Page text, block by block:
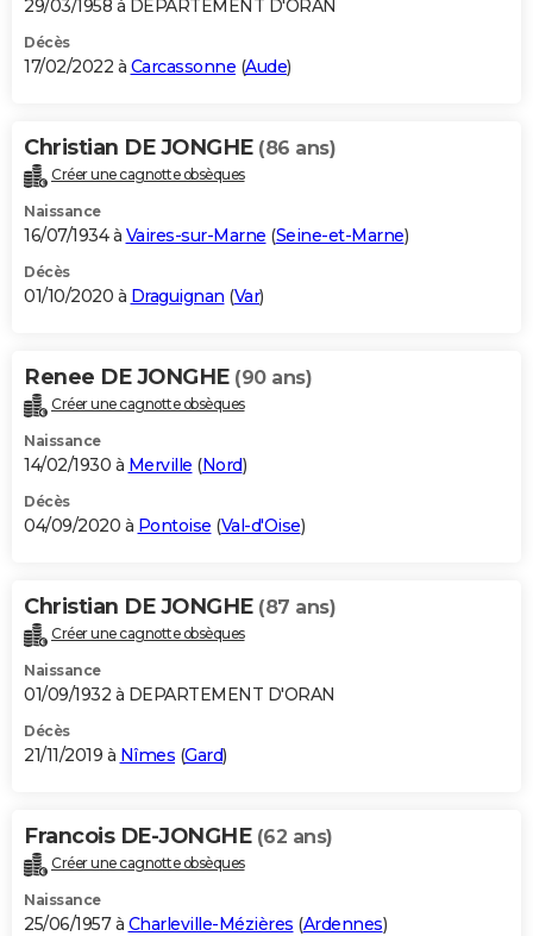
29/03/1958 à DEPARTEMENT D'ORAN
Décès
17/02/2022 à Carcassonne (Aude)
Christian DE JONGHE (86 ans)
Créer une cagnotte obsèques
Naissance
16/07/1934 à Vaires-sur-Marne (Seine-et-Marne)
Décès
01/10/2020 à Draguignan (Var)
Renee DE JONGHE (90 ans)
Créer une cagnotte obsèques
Naissance
14/02/1930 à Merville (Nord)
Décès
04/09/2020 à Pontoise (Val-d'Oise)
Christian DE JONGHE (87 ans)
Créer une cagnotte obsèques
Naissance
01/09/1932 à DEPARTEMENT D'ORAN
Décès
21/11/2019 à Nîmes (Gard)
Francois DE-JONGHE (62 ans)
Créer une cagnotte obsèques
Naissance
25/06/1957 à Charleville-Mézières (Ardennes)